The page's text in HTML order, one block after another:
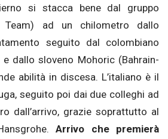
si stacca bene dal gruppo
Team) ad un chilometro dallo
seguito dal colombiano
dallo sloveno Mohoric (Bahrain-
abilità in discesa. L’italiano è il
seguito poi dai due colleghi ad
dall’arrivo, grazie soprattutto al
Arrivo che premierà